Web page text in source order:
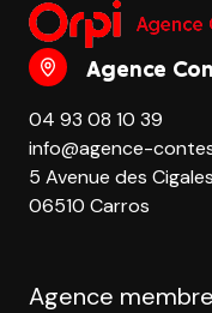
Agence
04 93 08 10 39
info@agence-
5 Avenue des Cigales
06510 Carros
Agence membre